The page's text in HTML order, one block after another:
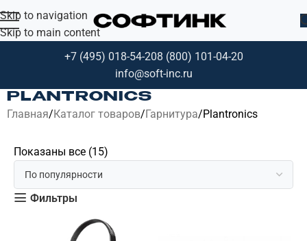
Skip to navigation
Skip to main content
+7 (495) 018-54-208 (800) 101-04-20
info@soft-inc.ru
PLANTRONICS
Главная Каталог товаров Гарнитура Plantronics
Показаны все (15)
Фильтры